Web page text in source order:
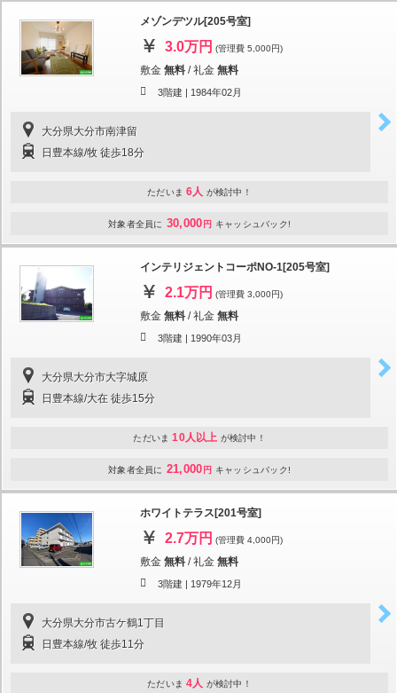
メゾンデツル[205号室]
3.0万円 (管理費 5,000円)
敷金 無料 /礼金 無料
3階建 | 1984年02月
大分県大分市南津留
日豊本線/牧 徒歩18分
ただいま 6人 が検討中！
対象者全員に 30,000 円 キャッシュバック!
インテリジェントコーポNO-1[205号室]
2.1万円 (管理費 3,000円)
敷金 無料 /礼金 無料
3階建 | 1990年03月
大分県大分市大字城原
日豊本線/大在 徒歩15分
ただいま 10人以上 が検討中！
対象者全員に 21,000 円 キャッシュバック!
ホワイトテラス[201号室]
2.7万円 (管理費 4,000円)
敷金 無料 /礼金 無料
3階建 | 1979年12月
大分県大分市古ケ鶴1丁目
日豊本線/牧 徒歩11分
ただいま 4人 が検討中！